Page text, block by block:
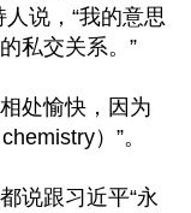
说，“我的意思
私交关系。”
处愉快，因为
）”。
说跟习近平“永